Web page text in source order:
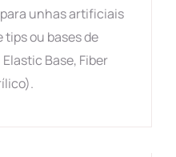
unhas artificiais
tips ou bases de
Base, Fiber